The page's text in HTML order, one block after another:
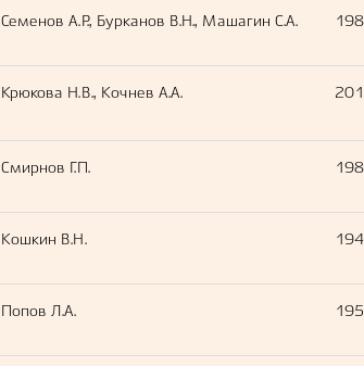
Семенов А.Р., Бурканов В.Н., Машагин С.А.
Крюкова Н.В., Кочнев А.А.
Смирнов Г.П.
Кошкин В.Н.
Попов Л.А.